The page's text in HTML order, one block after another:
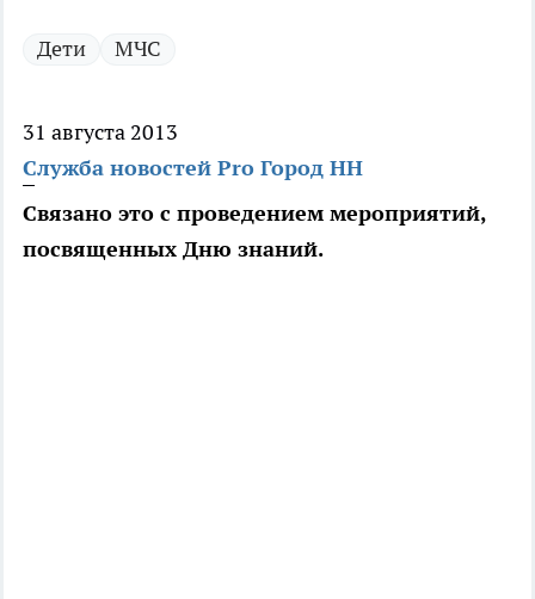
Дети МЧС
31 августа 2013
Служба новостей Pro Город НН
Связано это с проведением мероприятий,
посвященных Дню знаний.